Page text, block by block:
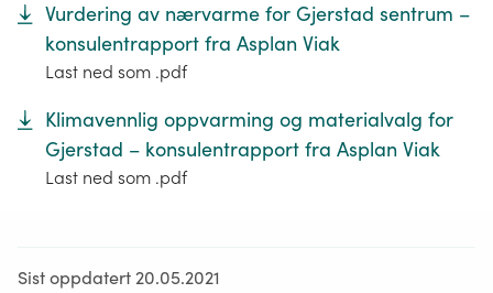
Vurdering av nærvarme for Gjerstad sentrum –
konsulentrapport fra Asplan Viak
Last ned som .pdf
Klimavennlig oppvarming og materialvalg for
Gjerstad – konsulentrapport fra Asplan Viak
Last ned som .pdf
Sist oppdatert 20.05.2021